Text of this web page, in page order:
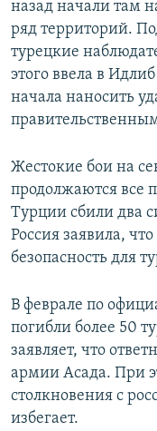
назад начали там
ряд территорий.
турецкие
этого ввела в
начала наносить
Жестокие бои на
продолжаются все
Турции сбили два
Россия заявила, что
безопасность для
В феврале по
погибли более 50
заявляет, что
армии Асада. При
столкновения с
избегает.